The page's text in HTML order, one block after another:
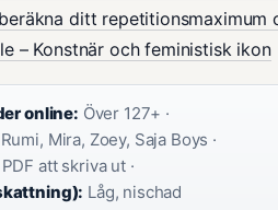
ditt repetitionsmaximum
– Konstnär och feministisk ikon
online: Över 127+ ·
Rumi, Mira, Zoey, Saja Boys ·
PDF att skriva ut ·
Låg, nischad